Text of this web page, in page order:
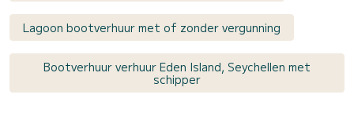
Lagoon bootverhuur met of zonder vergunning
Bootverhuur verhuur Eden Island, Seychellen met
schipper